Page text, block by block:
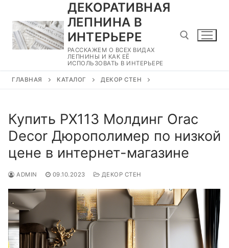
содержимому
ДЕКОРАТИВНАЯ
ЛЕПНИНА В
ИНТЕРЬЕРЕ
РАССКАЖЕМ О ВСЕХ ВИДАХ
ЛЕПНИНЫ И КАК ЕЁ
ИСПОЛЬЗОВАТЬ В ИНТЕРЬЕРЕ
ГЛАВНАЯ КАТАЛОГ ДЕКОР СТЕН
Купить PX113 Молдинг Orac
Decor Дюрополимер по низкой
цене в интернет-магазине
ADMIN 09.10.2023 ДЕКОР СТЕН